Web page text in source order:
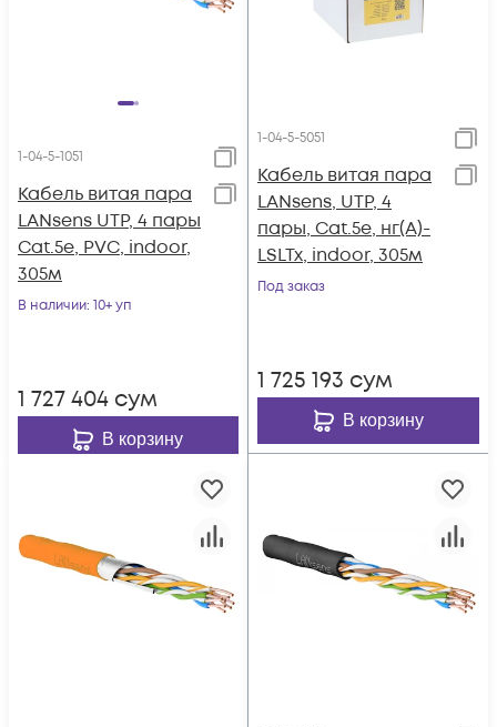
1-04-5-1051
Кабель витая пара
LANsens UTP, 4 пары
Cat.5e, PVC, indoor,
305м
В наличии: 10+ уп
1 727 404 сум
В корзину
1-04-5-5051
Кабель витая пара
LANsens, UTP, 4
пары, Cat.5e, нг(А)-
LSLTx, indoor, 305м
Под заказ
1 725 193 сум
В корзину